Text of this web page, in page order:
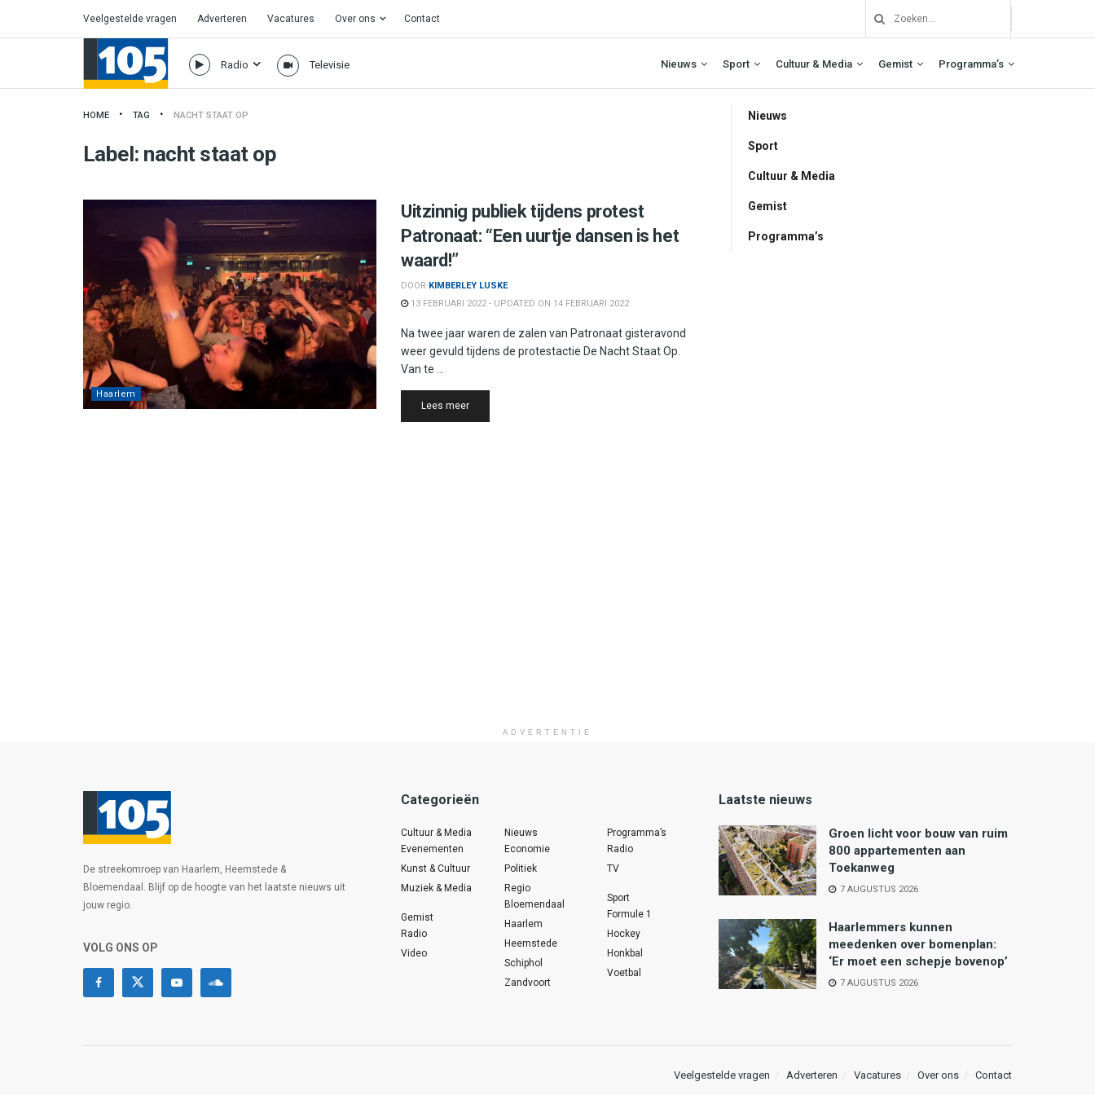
Veelgestelde vragen Adverteren Vacatures Over ons Contact
Radio Televisie Nieuws Sport Cultuur & Media Gemist Programma’s
HOME TAG NACHT STAAT OP
Label: nacht staat op
Haarlem
Uitzinnig publiek tijdens protest
Patronaat: “Een uurtje dansen is het
waard!”
DOOR KIMBERLEY LUSKE
13 FEBRUARI 2022 - UPDATED ON 14 FEBRUARI 2022
Na twee jaar waren de zalen van Patronaat gisteravond
weer gevuld tijdens de protestactie De Nacht Staat Op.
Van te ...
Lees meerDetails
Nieuws
Sport
Cultuur & Media
Gemist
Programma’s
ADVERTENTIE
De streekomroep van Haarlem, Heemstede &
Bloemendaal. Blijf op de hoogte van het laatste nieuws uit
jouw regio.
VOLG ONS OP
Categorieën
Cultuur & Media
Evenementen
Kunst & Cultuur
Muziek & Media
Gemist
Radio
Video
Nieuws
Economie
Politiek
Regio
Bloemendaal
Haarlem
Heemstede
Schiphol
Zandvoort
Programma’s
Radio
TV
Sport
Formule 1
Hockey
Honkbal
Voetbal
Laatste nieuws
Groen licht voor bouw van ruim
800 appartementen aan
Toekanweg
7 AUGUSTUS 2026
Haarlemmers kunnen
meedenken over bomenplan:
‘Er moet een schepje bovenop’
7 AUGUSTUS 2026
Veelgestelde vragen Adverteren Vacatures Over ons Contact